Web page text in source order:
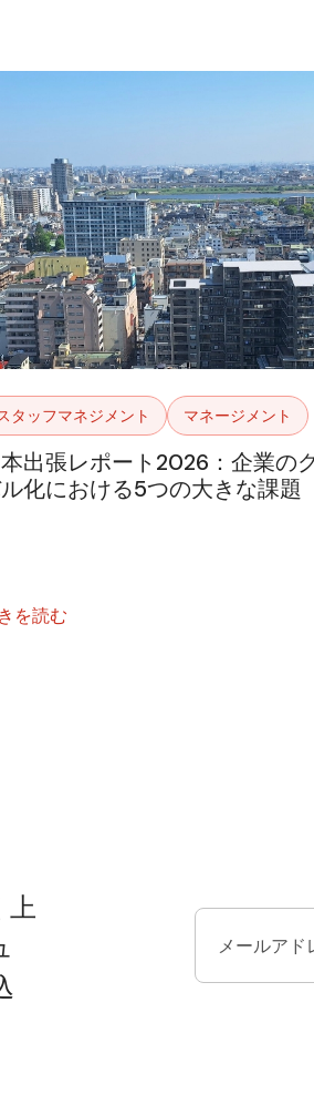
タッフマネジメント マネージメント
出張レポート2026：企業の
化における5つの大きな課題
を読む
上